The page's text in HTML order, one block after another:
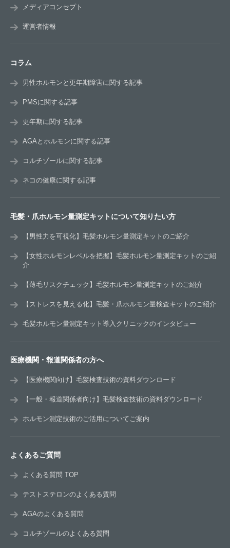
メディアコンセプト
運営者情報
コラム
男性ホルモンと更年期障害に関する記事
PMSに関する記事
更年期に関する記事
AGAとホルモンに関する記事
コルチゾールに関する記事
ネコの健康に関する記事
毛髪・爪ホルモン量測定キットについて知りたい方
【男性力を可視化】毛髪ホルモン量測定キットのご紹介
【女性ホルモンレベルを把握】毛髪ホルモン量測定キットのご紹
介
【薄毛リスクチェック】毛髪ホルモン量測定キットのご紹介
【ストレスを見える化】毛髪・爪ホルモン量検査キットのご紹介
毛髪ホルモン量測定キット導入クリニックのインタビュー
医療機関・報道関係者の方へ
【医療機関向け】毛髪検査技術の資料ダウンロード
【一般・報道関係者向け】毛髪検査技術の資料ダウンロード
ホルモン測定技術のご活用についてご案内
よくあるご質問
よくある質問 TOP
テストステロンのよくある質問
AGAのよくある質問
コルチゾールのよくある質問